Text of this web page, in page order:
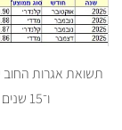
ו־15 שנים - כפי שפורסם באתר הבנק ב־26/12/25.